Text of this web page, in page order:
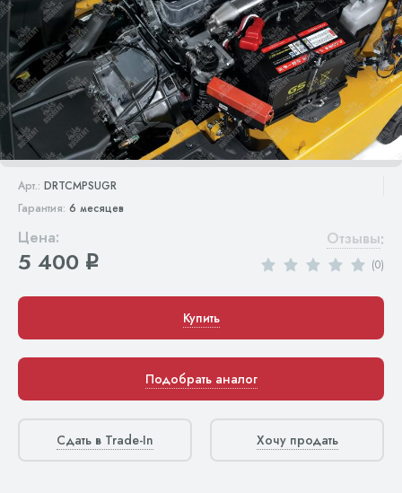
Арт.: DRTCMPSUGR
Гарантия: 6 месяцев
Цена:
5 400 q
Отзывы:
(0)
Купить
Подобрать аналог
Сдать в Trade-In Хочу продать